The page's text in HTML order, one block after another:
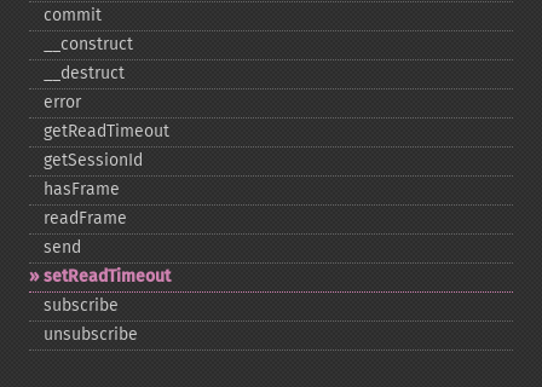
commit
_​_​construct
_​_​destruct
error
getReadTimeout
getSessionId
hasFrame
readFrame
send
setReadTimeout
subscribe
unsubscribe